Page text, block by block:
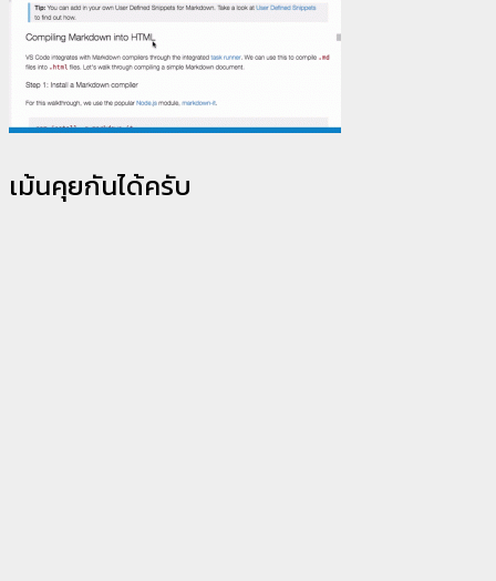
เม้นคุยกันได้ครับ